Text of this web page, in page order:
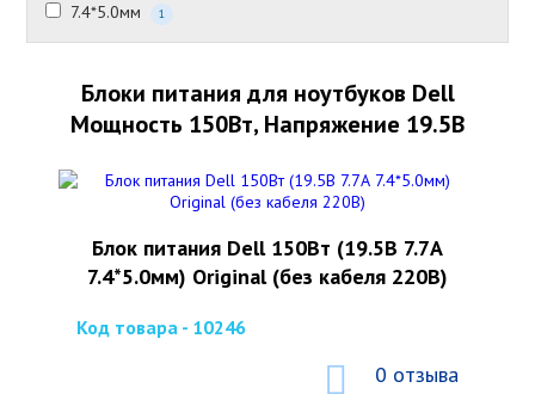
7.4*5.0мм 1
Блоки питания для ноутбуков Dell
Мощность 150Вт, Напряжение 19.5В
Блок питания Dell 150Вт (19.5В 7.7А
7.4*5.0мм) Original (без кабеля 220В)
Код товара - 10246
0 отзыва